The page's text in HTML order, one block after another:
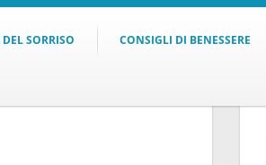
DEL SORRISO CONSIGLI DI BENESSERE